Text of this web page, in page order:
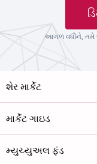
આગળ વધીને, તમે
શેર માર્કેટ
માર્કેટ ગાઇડ
મ્યુચ્યુઅલ ફંડ